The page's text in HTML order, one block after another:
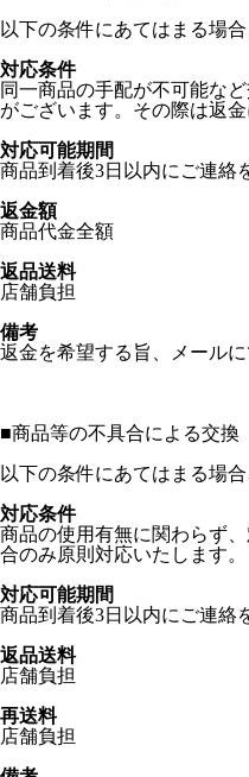
以下の条件にあてはまる場
対応条件
同一商品の手配が不可能な
がございます。その際は返金
対応可能期間
商品到着後3日以内にご連絡
返金額
商品代金全額
返品送料
店舗負担
備考
返金を希望する旨、メール
■商品等の不具合による交換
以下の条件にあてはまる場
対応条件
商品の使用有無に関わらず
合のみ原則対応いたします。
対応可能期間
商品到着後3日以内にご連絡
返品送料
店舗負担
再送料
店舗負担